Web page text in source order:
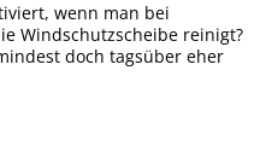
wenn man bei
Windschutzscheibe reinigt?
doch tagsüber eher